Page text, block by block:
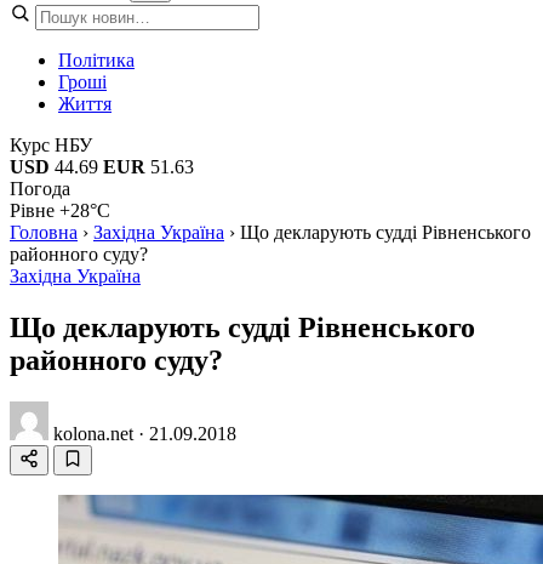
Політика
Гроші
Життя
Курс НБУ
USD 44.69 EUR 51.63
Погода
Рівне +28°C
Головна › Західна Україна › Що декларують судді Рівненського
районного суду?
Західна Україна
Що декларують судді Рівненського
районного суду?
kolona.net · 21.09.2018